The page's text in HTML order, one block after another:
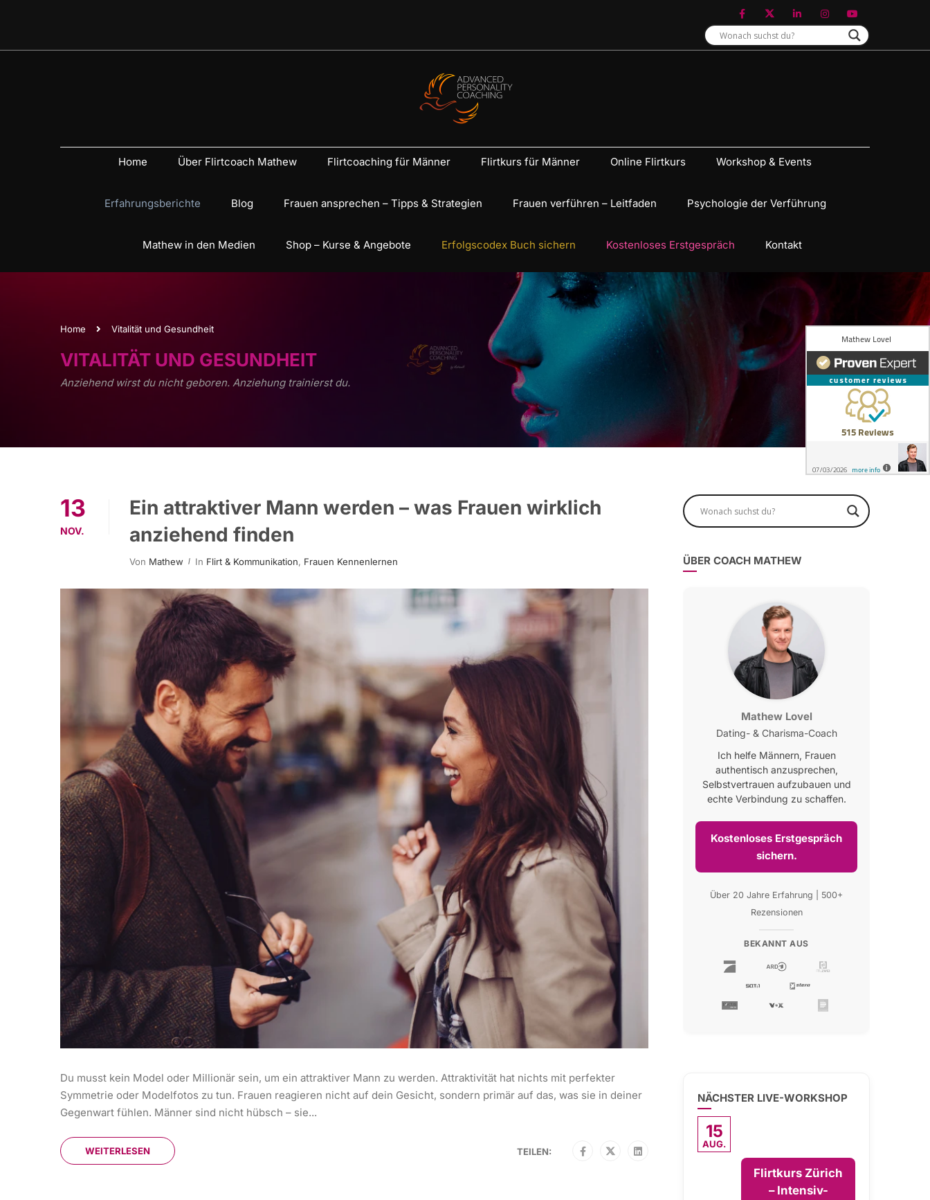
Home Über Flirtcoach Mathew Flirtcoaching für Männer Flirtkurs für Männer Online Flirtkurs Workshop & Events
Erfahrungsberichte Blog Frauen ansprechen – Tipps & Strategien Frauen verführen – Leitfaden Psychologie der Verführung
Mathew in den Medien Shop – Kurse & Angebote Erfolgscodex Buch sichern Kostenloses Erstgespräch Kontakt
Home Vitalität und Gesundheit
VITALITÄT UND GESUNDHEIT
Anziehend wirst du nicht geboren. Anziehung trainierst du.
13
NOV.
Ein attraktiver Mann werden – was Frauen wirklich
anziehend finden
Von Mathew In Flirt & Kommunikation, Frauen Kennenlernen
Du musst kein Model oder Millionär sein, um ein attraktiver Mann zu werden. Attraktivität hat nichts mit perfekter
Symmetrie oder Modelfotos zu tun. Frauen reagieren nicht auf dein Gesicht, sondern primär auf das, was sie in deiner
Gegenwart fühlen. Männer sind nicht hübsch – sie...
WEITERLESEN TEILEN:
ÜBER COACH MATHEW
Mathew Lovel
Dating- & Charisma-Coach
Ich helfe Männern, Frauen
authentisch anzusprechen,
Selbstvertrauen aufzubauen und
echte Verbindung zu schaffen.
Kostenloses Erstgespräch
sichern.
Über 20 Jahre Erfahrung | 500+
Rezensionen
BEKANNT AUS
NÄCHSTER LIVE-WORKSHOP
15
AUG.
Flirtkurs Zürich
– Intensiv-